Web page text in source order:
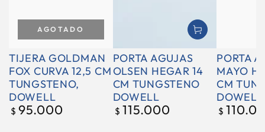
TIJERA GOLDMAN
FOX CURVA 12,5 CM
TUNGSTENO,
DOWELL
Precio
$ 95.000
AGOTADO
PORTA AGUJAS
OLSEN HEGAR 14
CM TUNGSTENO
DOWELL
Precio
$ 115.000
PORTA
MAYO
CM
DOWELL
Precio
$